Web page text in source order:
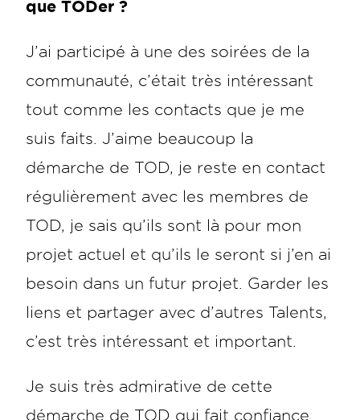
que TODer ?
J’ai participé à une des soirées de la
communauté, c’était très intéressant
tout comme les contacts que je me
suis faits. J’aime beaucoup la
démarche de TOD, je reste en contact
régulièrement avec les membres de
TOD, je sais qu’ils sont là pour mon
projet actuel et qu’ils le seront si j’en ai
besoin dans un futur projet. Garder les
liens et partager avec d’autres Talents,
c’est très intéressant et important.
Je suis très admirative de cette
démarche de TOD qui fait confiance